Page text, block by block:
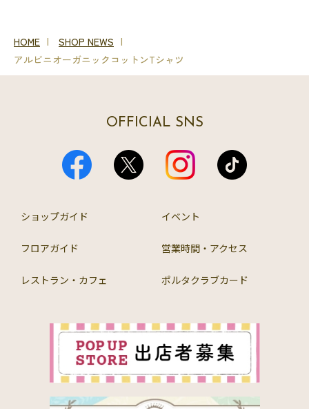
HOME
SHOP NEWS
アルビニオーガニックコットンTシャツ
OFFICIAL SNS
ショップガイド イベント
フロアガイド 営業時間・アクセス
レストラン・カフェ ポルタクラブカード